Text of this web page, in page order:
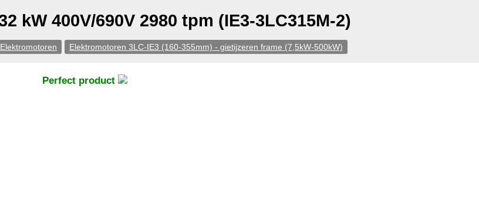
kW 400V/690V 2980 tpm (IE3-3LC315M-2)
Elektromotoren Elektromotoren 3LC-IE3 (160-355mm) - gietijzeren frame (7,5kW-500kW)
Perfect product